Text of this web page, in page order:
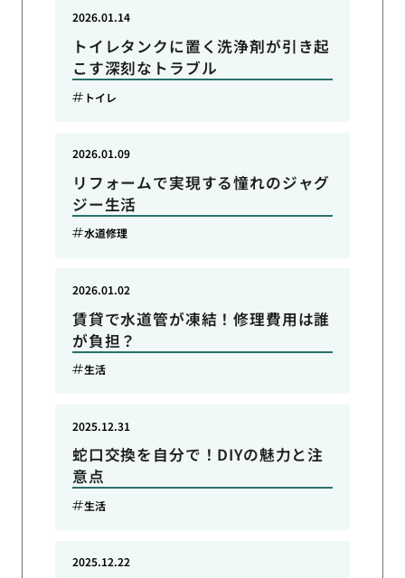
トイレタンクに置く洗浄剤が引き起
こす深刻なトラブル
2026.01.14
トイレ
リフォームで実現する憧れのジャグ
ジー生活
2026.01.09
水道修理
賃貸で水道管が凍結！修理費用は誰
が負担？
2026.01.02
生活
蛇口交換を自分で！DIYの魅力と注
意点
2025.12.31
生活
2025.12.22